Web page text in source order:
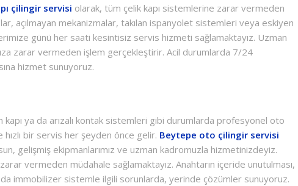
çilingir servisi olarak, tüm çelik kapı sistemlerine zarar vermeden
açılmayan mekanizmalar, takılan ispanyolet sistemleri veya eskiyen
günü her saati kesintisiz servis hizmeti sağlamaktayız. Uzman
zarar vermeden işlem gerçekleştirir. Acil durumlarda 7/24
hizmet sunuyoruz.
ya da arızalı kontak sistemleri gibi durumlarda profesyonel oto
bir servis her şeyden önce gelir. Beytepe oto çilingir servisi
gelişmiş ekipmanlarımız ve uzman kadromuzla hizmetinizdeyiz.
vermeden müdahale sağlamaktayız. Anahtarın içeride unutulması,
da immobilizer sistemle ilgili sorunlarda, yerinde çözümler sunuyoruz.